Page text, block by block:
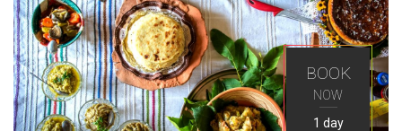
BOOK
NOW
1 day